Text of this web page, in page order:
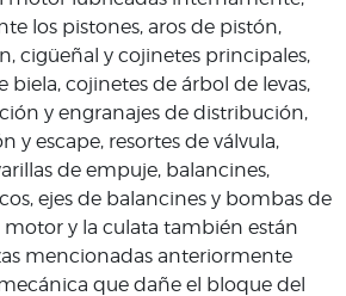
los pistones, aros de pistón,
cigüeñal y cojinetes principales,
biela, cojinetes de árbol de levas,
y engranajes de distribución,
y escape, resortes de válvula,
de empuje, balancines,
ejes de balancines y bombas de
motor y la culata también están
mencionadas anteriormente
que dañe el bloque del